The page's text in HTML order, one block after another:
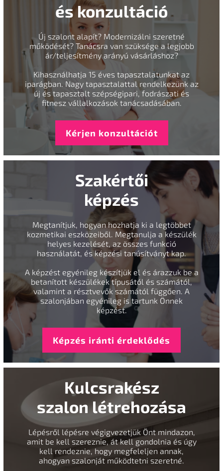
és konzultáció
Új szalont alapít? Modernizálni szeretné
működését? Tanácsra van szüksége a legjobb
ár/teljesítmény arányú vásárláshoz?
Kihasználhatja 15 éves tapasztalatunkat az
iparágban. Nagy tapasztalattal rendelkezünk az
új és tapasztalt szépségipari, fodrászati és
fitnesz vállalkozások tanácsadásában.
Kérjen konzultációt
Szakértői
képzés
Megtanítjuk, hogyan hozhatja ki a legtöbbet
kozmetikai eszközeiből. Megtanulja a készülék
helyes kezelését, az összes funkció
használatát, és képzési tanúsítványt kap.
A képzést egyénileg készítjük el és árazzuk be a
betanított készülékek típusától és számától,
valamint a résztvevők számától függően. A
szalonjában egyénileg is tartunk Önnek
képzést.
Képzés iránti érdeklődés
Kulcsrakész
szalon létrehozása
Lépésről lépésre végigvezetjük Önt mindazon,
amit be kell szereznie, át kell gondolnia és úgy
kell rendeznie, hogy megfeleljen annak,
ahogyan szalonját működtetni szeretné.